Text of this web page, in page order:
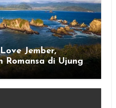
Jember,
Romansa di Ujung